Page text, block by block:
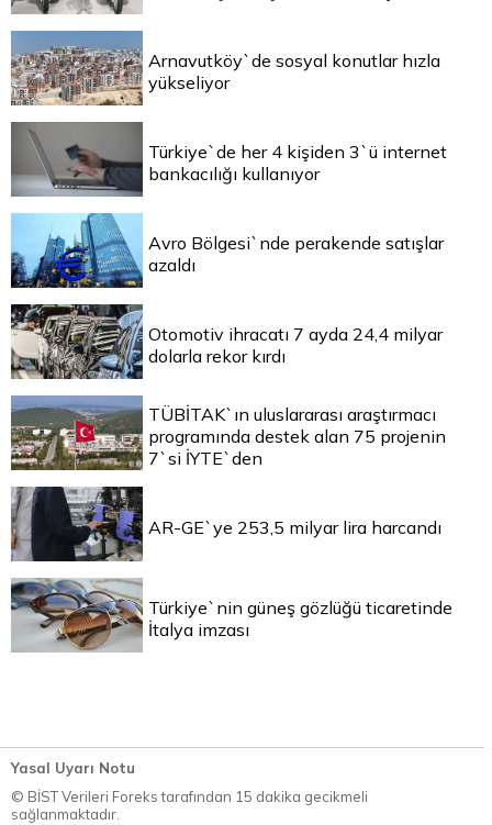
Arnavutköy`de sosyal konutlar hızla
yükseliyor
Türkiye`de her 4 kişiden 3`ü internet
bankacılığı kullanıyor
Avro Bölgesi`nde perakende satışlar
azaldı
Otomotiv ihracatı 7 ayda 24,4 milyar
dolarla rekor kırdı
TÜBİTAK`ın uluslararası araştırmacı
programında destek alan 75 projenin
7`si İYTE`den
AR-GE`ye 253,5 milyar lira harcandı
Türkiye`nin güneş gözlüğü ticaretinde
İtalya imzası
Yasal Uyarı Notu
© BİST Verileri Foreks tarafından 15 dakika gecikmeli
sağlanmaktadır.